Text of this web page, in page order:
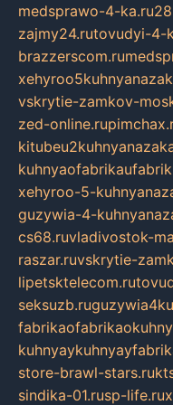
medsprawo-4-ka.ru
zajmy24.rutovudyi-4-
brazzerscom.ru
vskrytie-zamkov-
zed-online.ru
xehyroo-5-
guzywia-4-
cs68.ruvladivostok-
raszar.ruvskrytie-
lipetsktelecom.ru
seksuzb.ru
store-brawl-stars.ru
sindika-01.rusp-life.ru